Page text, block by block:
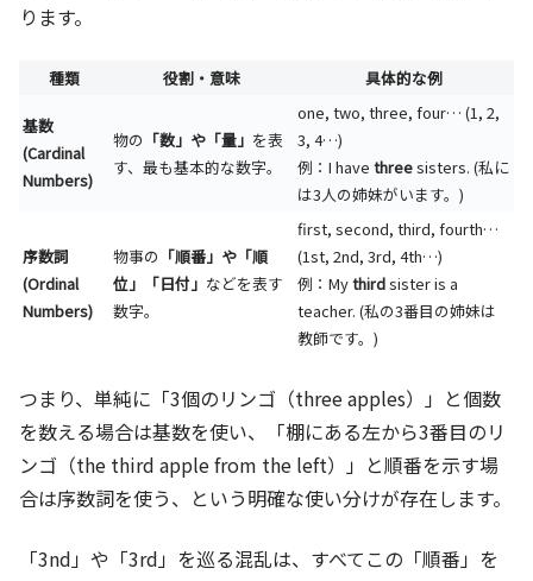
ります。
種類 役割・意味 具体的な例
基数
(Cardinal
Numbers)
物の 「数」や「量」 を表
す、最も基本的な数字。
one, two, three, four… (1, 2,
3, 4…)
例：I have threesisters. (私に
は3人の姉妹がいます。)
序数詞
(Ordinal
Numbers)
物事の 「順番」や「順
位」「日付」 などを表す
数字。
first, second, third, fourth…
(1st, 2nd, 3rd, 4th…)
例：Mythirdsister is a
teacher. (私の3番目の姉妹は
教師です。)
つまり、単純に「3個のリンゴ（three apples）」と個数
を数える場合は基数を使い、「棚にある左から3番目のリ
ンゴ（the third apple from the left）」と順番を示す場
合は序数詞を使う、という明確な使い分けが存在します。
「3nd」や「3rd」を巡る混乱は、すべてこの 「順番」を